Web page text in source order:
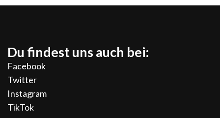
Du findest uns auch bei:
Facebook
Twitter
Instagram
TikTok